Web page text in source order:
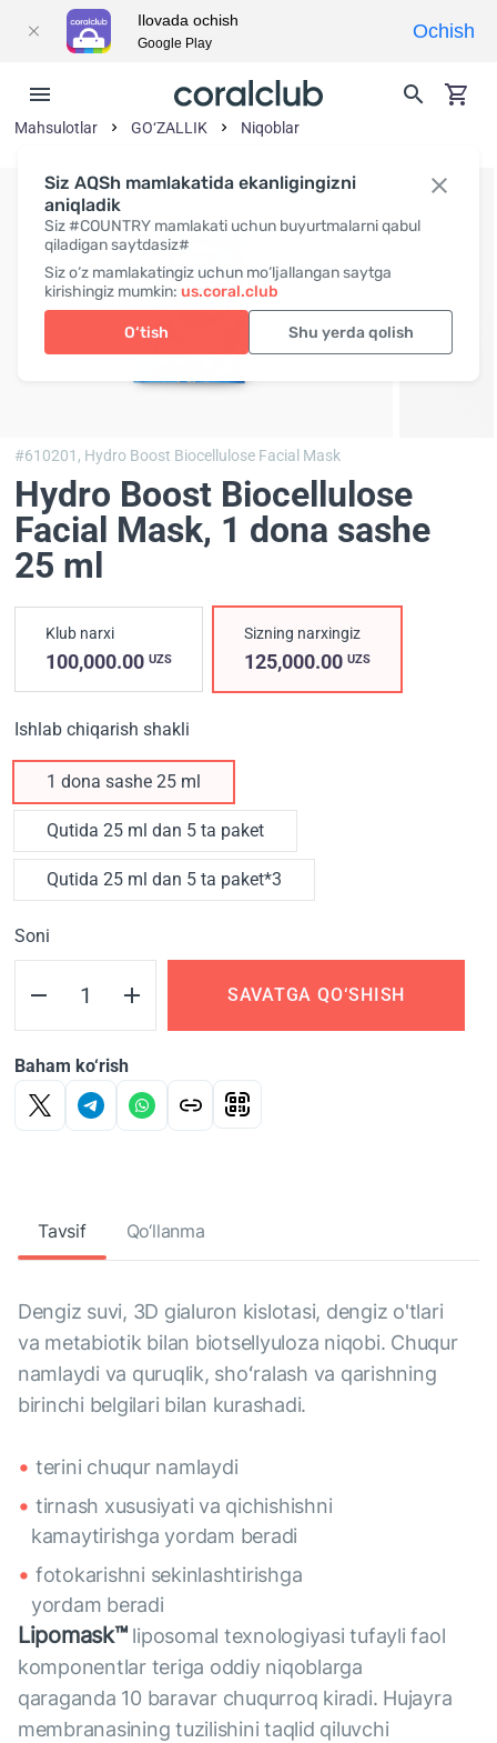
Siz AQSh mamlakatida ekanligingizni
aniqladik
Siz #COUNTRY mamlakati uchun buyurtmalarni qabul
qiladigan saytdasiz#
Siz o‘z mamlakatingiz uchun mo‘ljallangan saytga
kirishingiz mumkin: us.coral.club
O‘tish Shu yerda qolish
Mahsulotlar GO‘ZALLIK Niqoblar
#610201, Hydro Boost Biocellulose Facial Mask
Hydro Boost Biocellulose
Facial Mask, 1 dona sashe
25 ml
Klub narxi
100,000.00 UZS
Sizning narxingiz
125,000.00UZS
Ishlab chiqarish shakli
1 dona sashe 25 ml
Qutida 25 ml dan 5 ta paket
Qutida 25 ml dan 5 ta paket*3
Soni
SAVATGA QO‘SHISH
Baham ko‘rish
Tavsif Qo‘llanma
Dengiz suvi, 3D gialuron kislotasi, dengiz o'tlari
va metabiotik bilan biotsellyuloza niqobi. Chuqur
namlaydi va quruqlik, shoʻralash va qarishning
birinchi belgilari bilan kurashadi.
terini chuqur namlaydi
tirnash xususiyati va qichishishni
kamaytirishga yordam beradi
fotokarishni sekinlashtirishga
yordam beradi
Lipomask™liposomal texnologiyasi tufayli faol
komponentlar teriga oddiy niqoblarga
qaraganda 10 baravar chuqurroq kiradi. Hujayra
membranasining tuzilishini taqlid qiluvchi
Ilovada ochish
Google Play
Ochish